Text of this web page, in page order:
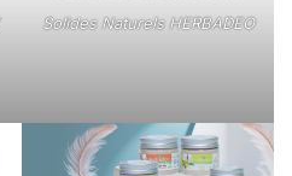
Solides Naturels HERBADEO